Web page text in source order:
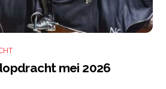
mei 2026